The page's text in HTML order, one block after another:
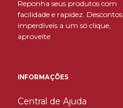
Reponha seus produtos com
facilidade e rapidez. Descontos
imperdíveis a um só clique,
aproveite
INFORMAÇÕES
Central de Ajuda